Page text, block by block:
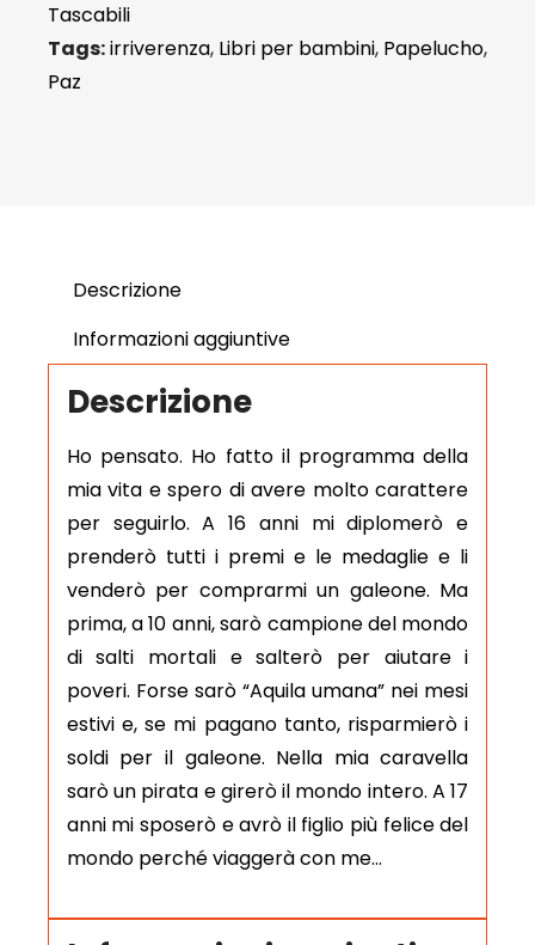
Tascabili
Tags:irriverenza, Libri per bambini, Papelucho,
Paz
Descrizione
Informazioni aggiuntive
Descrizione
Ho pensato. Ho fatto il programma della
mia vita e spero di avere molto carattere
per seguirlo. A 16 anni mi diplomerò e
prenderò tutti i premi e le medaglie e li
venderò per comprarmi un galeone. Ma
prima, a 10 anni, sarò campione del mondo
di salti mortali e salterò per aiutare i
poveri. Forse sarò “Aquila umana” nei mesi
estivi e, se mi pagano tanto, risparmierò i
soldi per il galeone. Nella mia caravella
sarò un pirata e girerò il mondo intero. A 17
anni mi sposerò e avrò il figlio più felice del
mondo perché viaggerà con me…